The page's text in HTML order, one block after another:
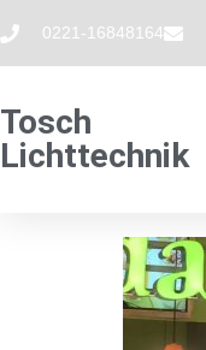
0221-16848164
Tosch
Lichttechnik